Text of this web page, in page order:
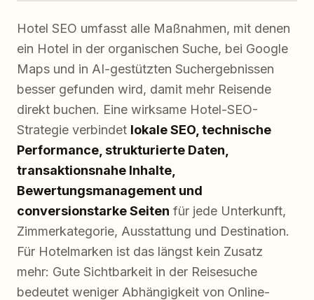
Hotel SEO umfasst alle Maßnahmen, mit denen
ein Hotel in der organischen Suche, bei Google
Maps und in AI-gestützten Suchergebnissen
besser gefunden wird, damit mehr Reisende
direkt buchen. Eine wirksame Hotel-SEO-
Strategie verbindet lokale SEO, technische
Performance, strukturierte Daten,
transaktionsnahe Inhalte,
Bewertungsmanagement und
conversionstarke Seiten für jede Unterkunft,
Zimmerkategorie, Ausstattung und Destination.
Für Hotelmarken ist das längst kein Zusatz
mehr: Gute Sichtbarkeit in der Reisesuche
bedeutet weniger Abhängigkeit von Online-